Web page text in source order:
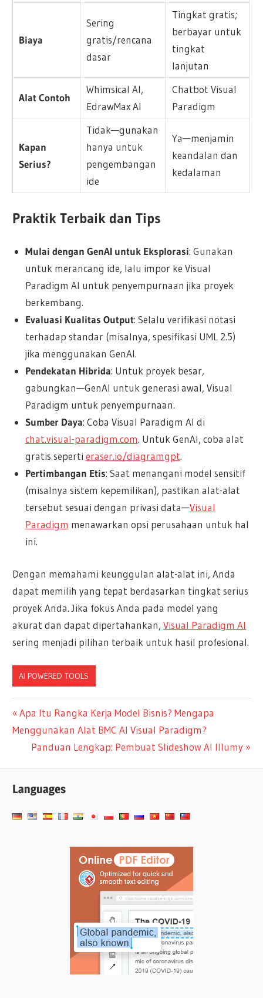
Biaya
Sering
gratis/rencana
dasar
Tingkat gratis;
berbayar untuk
tingkat
lanjutan
Alat Contoh
Whimsical AI,
EdrawMax AI
Chatbot Visual
Paradigm
Kapan
Serius?
Tidak—gunakan
hanya untuk
pengembangan
ide
Ya—menjamin
keandalan dan
kedalaman
Praktik Terbaik dan Tips
Mulai dengan GenAI untuk Eksplorasi: Gunakan
untuk merancang ide, lalu impor ke Visual
Paradigm AI untuk penyempurnaan jika proyek
berkembang.
Evaluasi Kualitas Output: Selalu verifikasi notasi
terhadap standar (misalnya, spesifikasi UML 2.5)
jika menggunakan GenAI.
Pendekatan Hibrida: Untuk proyek besar,
gabungkan—GenAI untuk generasi awal, Visual
Paradigm untuk penyempurnaan.
Sumber Daya: Coba Visual Paradigm AI di
chat.visual-paradigm.com. Untuk GenAI, coba alat
gratis seperti eraser.io/diagramgpt.
Pertimbangan Etis: Saat menangani model sensitif
(misalnya sistem kepemilikan), pastikan alat-alat
tersebut sesuai dengan privasi data—Visual
Paradigm menawarkan opsi perusahaan untuk hal
ini.
Dengan memahami keunggulan alat-alat ini, Anda
dapat memilih yang tepat berdasarkan tingkat serius
proyek Anda. Jika fokus Anda pada model yang
akurat dan dapat dipertahankan,Visual Paradigm AI
sering menjadi pilihan terbaik untuk hasil profesional.
AI POWERED TOOLS
Navigasi
pos
Previous
Post:
Apa Itu Rangka Kerja Model Bisnis? Mengapa
Menggunakan Alat BMC AI Visual Paradigm?
Next
Panduan Lengkap: Pembuat Slideshow AI Illumy
Languages